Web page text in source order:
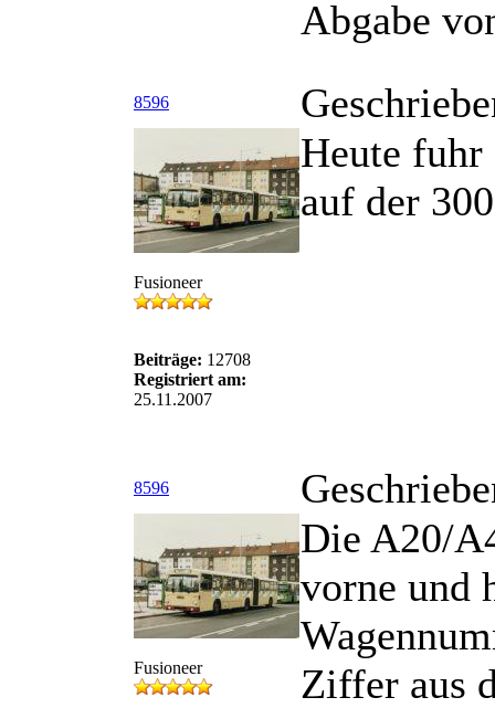
Abgabe
8596
Fusioneer
Beiträge: 12708
Registriert am:
25.11.2007
Heute
auf der
8596
Fusioneer
Die A20/
vorne und
Ziffer aus